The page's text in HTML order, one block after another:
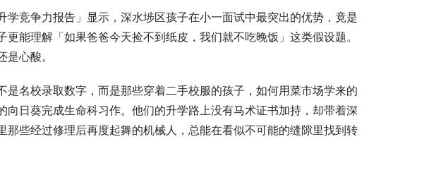
竞争力报告」显示，深水埗区孩子在小一面试中最突出的优势，竟是
能理解「如果爸爸今天捡不到纸皮，我们就不吃晚饭」这类假设题。
心酸。
名校录取数字，而是那些穿着二手校服的孩子，如何用菜市场学来的
日葵完成生命科习作。他们的升学路上没有马术证书加持，却带着深
些经过修理后再度起舞的机械人，总能在看似不可能的缝隙里找到转